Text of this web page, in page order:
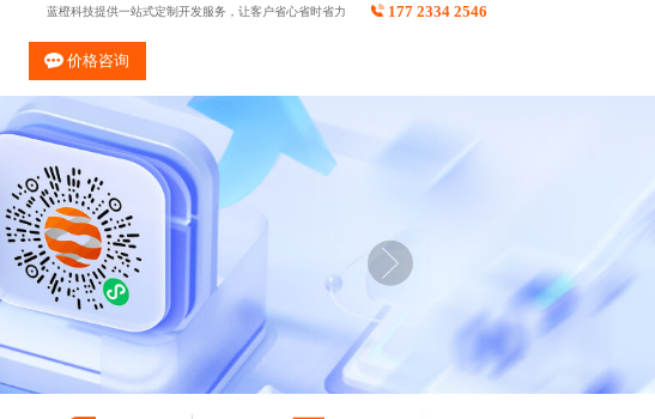
蓝橙科技提供一站式定制开发服务，让客户省心省时省力 177 2334 2546
价格咨询